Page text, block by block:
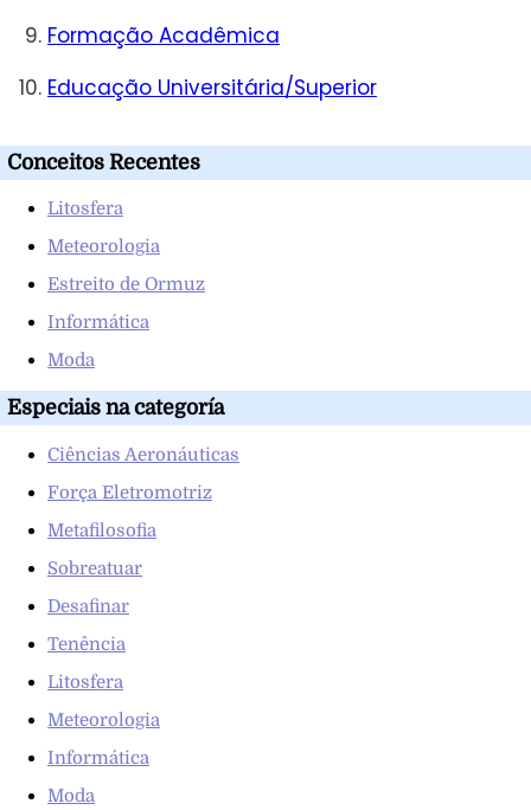
Formação Acadêmica
Educação Universitária/Superior
Conceitos Recentes
Litosfera
Meteorologia
Estreito de Ormuz
Informática
Moda
Especiais na categoría
Ciências Aeronáuticas
Força Eletromotriz
Metafilosofia
Sobreatuar
Desafinar
Tenência
Litosfera
Meteorologia
Informática
Moda